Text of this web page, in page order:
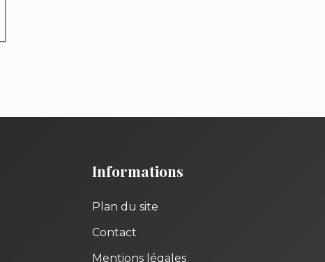
Informations
Plan du site
Contact
Mentions légales